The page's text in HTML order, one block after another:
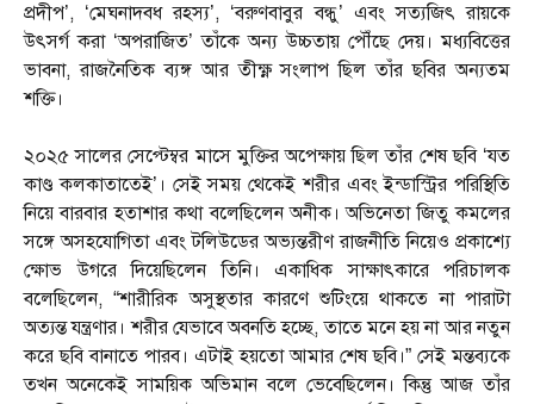
প্রদীপ’, ‘মেঘনাদবধ রহস্য’, ‘বরুণবাবুর বন্ধু’ এবং সত্যজিৎ রায়কে
উৎসর্গ করা ‘অপরাজিত’ তাঁকে অন্য উচ্চতায় পৌঁছে দেয়। মধ্যবিত্তের
ভাবনা, রাজনৈতিক ব্যঙ্গ আর তীক্ষ্ণ সংলাপ ছিল তাঁর ছবির অন্যতম
শক্তি।
২০২৫ সালের সেপ্টেম্বর মাসে মুক্তির অপেক্ষায় ছিল তাঁর শেষ ছবি ‘যত
কাণ্ড কলকাতাতেই’। সেই সময় থেকেই শরীর এবং ইন্ডাস্ট্রির পরিস্থিতি
নিয়ে বারবার হতাশার কথা বলেছিলেন অনীক। অভিনেতা জিতু কমলের
সঙ্গে অসহযোগিতা এবং টলিউডের অভ্যন্তরীণ রাজনীতি নিয়েও প্রকাশ্যে
ক্ষোভ উগরে দিয়েছিলেন তিনি। একাধিক সাক্ষাৎকারে পরিচালক
বলেছিলেন, “শারীরিক অসুস্থতার কারণে শুটিংয়ে থাকতে না পারাটা
অত্যন্ত যন্ত্রণার। শরীর যেভাবে অবনতি হচ্ছে, তাতে মনে হয় না আর নতুন
করে ছবি বানাতে পারব। এটাই হয়তো আমার শেষ ছবি।” সেই মন্তব্যকে
তখন অনেকেই সাময়িক অভিমান বলে ভেবেছিলেন। কিন্তু আজ তাঁর